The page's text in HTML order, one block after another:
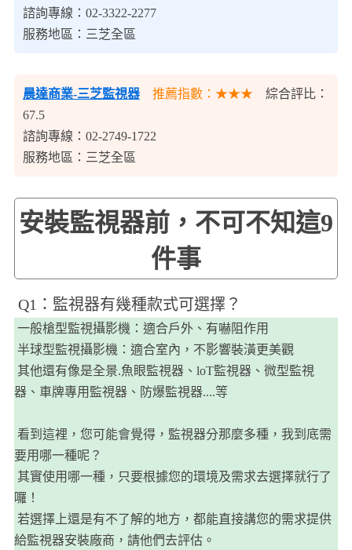
諮詢專線：02-3322-2277
服務地區：三芝全區
晨達商業-三芝監視器 推薦指數：★★★ 綜合評比：
67.5
諮詢專線：02-2749-1722
服務地區：三芝全區
安裝監視器前，不可不知這9
件事
​Q1：監視器有幾種款式可選擇？
一般槍型監視攝影機：適合戶外、有嚇阻作用
半球型監視攝影機：適合室內，不影響裝潢更美觀
其他還有像是全景.魚眼監視器、loT監視器、微型監視
器、車牌專用監視器、防爆監視器....等
看到這裡，您可能會覺得，監視器分那麼多種，我到底需
要用哪一種呢？
​​​​ 其實使用哪一種，只要根據您的環境及需求去選擇就行了
囉！
若選擇上還是有不了解的地方，都能直接講您的需求提供
給監視器安裝廠商，請他們去評估。